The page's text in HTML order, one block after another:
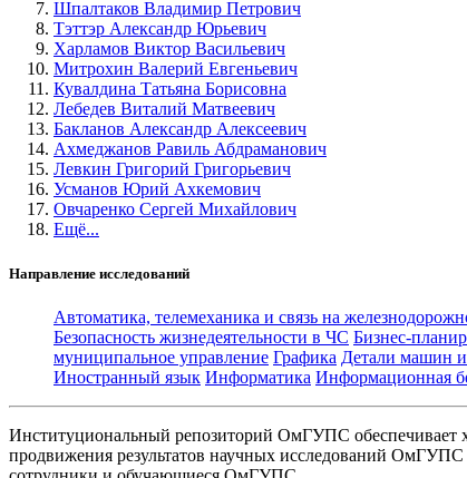
Шпалтаков Владимир Петрович
Тэттэр Александр Юрьевич
Харламов Виктор Васильевич
Митрохин Валерий Евгеньевич
Кувалдина Татьяна Борисовна
Лебедев Виталий Матвеевич
Бакланов Александр Алексеевич
Ахмеджанов Равиль Абдраманович
Левкин Григорий Григорьевич
Усманов Юрий Ахкемович
Овчаренко Сергей Михайлович
Ещё...
Направление исследований
Автоматика, телемеханика и связь на
Безопасность жизнедеятельности в ЧС Бизнес-
муниципальное управление Графика Детали машин
Иностранный язык Информатика Информационная
Институциональный репозиторий ОмГУПС обеспечивает
продвижения результатов научных исследований